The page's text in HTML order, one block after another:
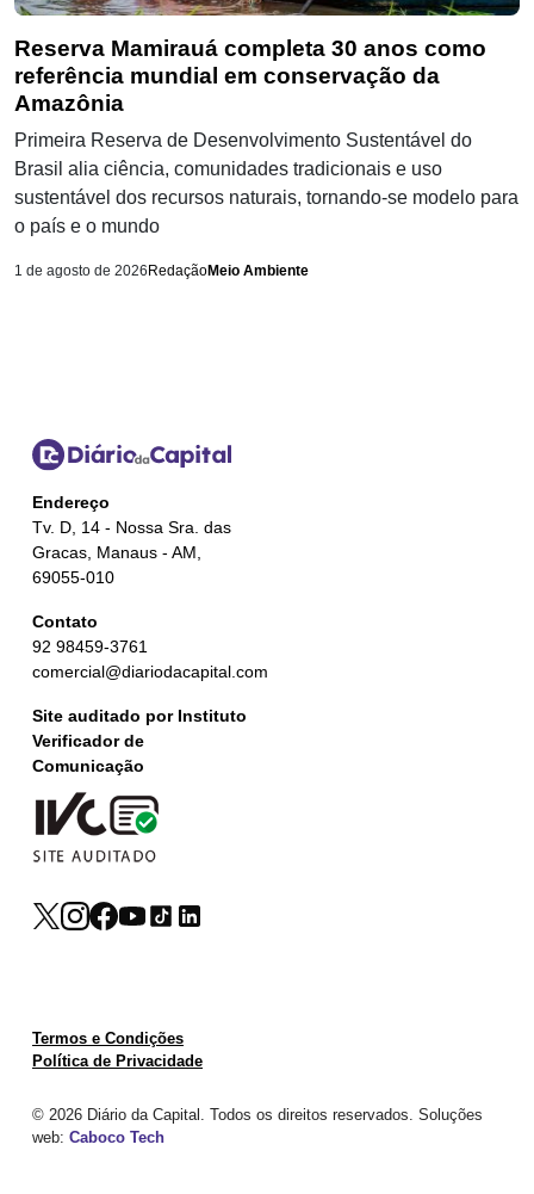
Reserva Mamirauá completa 30 anos como
referência mundial em conservação da
Amazônia
Primeira Reserva de Desenvolvimento Sustentável do
Brasil alia ciência, comunidades tradicionais e uso
sustentável dos recursos naturais, tornando-se modelo para
o país e o mundo
1 de agosto de 2026 RedaçãoMeio Ambiente
Endereço
Tv. D, 14 - Nossa Sra. das
Gracas, Manaus - AM,
69055-010
Contato
92 98459-3761
comercial@diariodacapital.com
Site auditado por Instituto
Verificador de
Comunicação
© 2026 Diário da Capital. Todos os direitos reservados. Soluções
web: Caboco Tech
Termos e Condições
Política de Privacidade